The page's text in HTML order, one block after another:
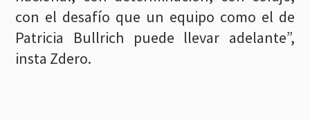
con el desafío que un equipo como el de
Patricia Bullrich puede llevar adelante”,
insta Zdero.